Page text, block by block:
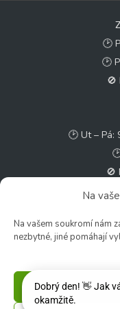
Na
Na vašem soukromí nám
nezbytné, jiné pomáhají
🕑
🕑
🚫
🕑 Ut – Pá:
🚫
✉️ e-